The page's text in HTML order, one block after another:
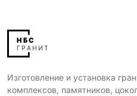
Изготовление и установка
комплексов, памятников,